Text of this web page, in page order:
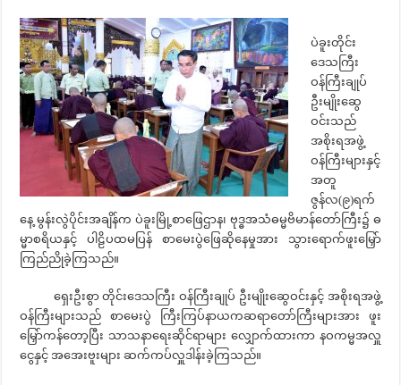
ပဲခူးတိုင်း
ဒေသကြီး
ဝန်ကြီးချုပ်
ဦးမျိုးဆွေ
ဝင်းသည်
အစိုးရအဖွဲ့
ဝန်ကြီးများနှင့်
အတူ
ဇွန်လ(၉)ရက်
နေ့ မွန်းလွဲပိုင်းအချိန်က ပဲခူးမြို့စာဖြေဌာန၊ ဗုဒ္ဓအသံဓမ္မဗိမာန်တော်ကြီး၌ ဓ
မ္မာစရိယနှင့် ပါဠိပထမပြန် စာမေးပွဲဖြေဆိုနေမှုအား သွားရောက်ဖူးမြှော်
ကြည်ညိုခဲ့ကြသည်။
ရှေးဦးစွာ တိုင်းဒေသကြီး ဝန်ကြီးချုပ် ဦးမျိုးဆွေဝင်းနှင့် အစိုးရအဖွဲ့
ဝန်ကြီးများသည် စာမေးပွဲ ကြီးကြပ်နာယကဆရာတော်ကြီးများအား ဖူး
မြှော်ကန်တော့ပြီး သာသနာရေးဆိုင်ရာများ လျှောက်ထားကာ နဝကမ္မအလှူ
ငွေနှင့် အအေးဗူးများ ဆက်ကပ်လှူဒါန်းခဲ့ကြသည်။